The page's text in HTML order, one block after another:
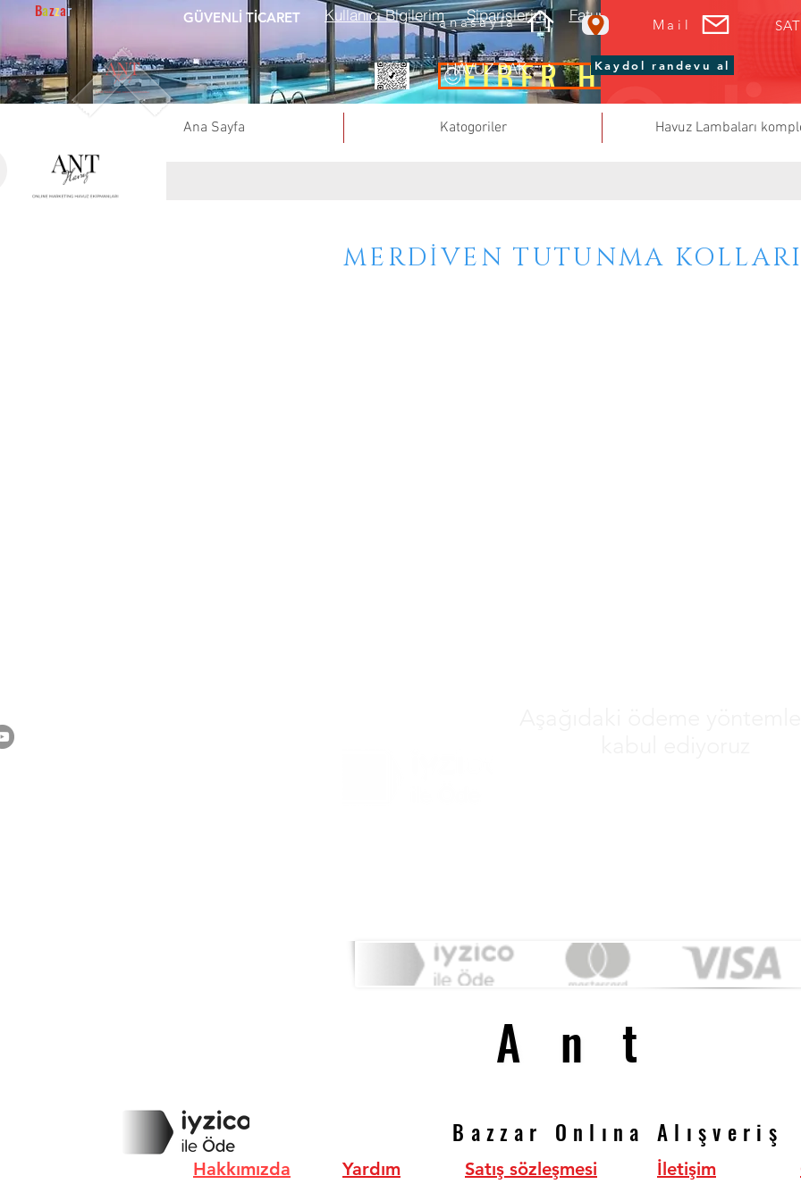
Bazzar GÜVENLİ TİCARET Kullanıcı Blgilerim Siparişlerim Faturalarım Sepetim
FİBER HAVUZ
anasayfa Mail
HAVUZ BAKIMI RANDEVU AL Kaydol randevu al
Ana Sayfa Katogoriler Havuz Lambaları
MERDİVEN TUTUNMA
Ant
Ant
Bazzar Onlına Alışveriş
Bazzar Onlına Alışveriş
Hakkımızda Yardım Satış sözleşmesi İletişim